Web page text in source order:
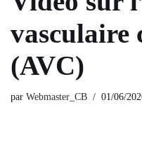
vasculaire
(AVC)
par Webmaster_CB 01/06/